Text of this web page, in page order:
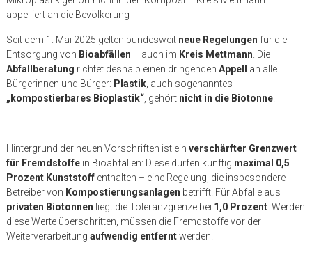
appelliert an die Bevölkerung
Seit dem 1. Mai 2025 gelten bundesweit neue Regelungen für die
Entsorgung von Bioabfällen – auch im Kreis Mettmann . Die
Abfallberatung richtet deshalb einen dringenden Appell
an alle
Bürgerinnen und Bürger: Plastik, auch sogenanntes
„kompostierbares Bioplastik“, gehört nicht in die Biotonne.
Hintergrund der neuen Vorschriften ist ein verschärfter Grenzwert
für Fremdstoffein Bioabfällen: Diese dürfen künftig maximal 0,5
Prozent Kunststoffenthalten – eine Regelung, die insbesondere
Betreiber von Kompostierungsanlagen betrifft. Für Abfälle aus
privaten Biotonnen liegt die Toleranzgrenze bei 1,0 Prozent. Werden
diese Werte überschritten, müssen die Fremdstoffe vor der
Weiterverarbeitung aufwendig entferntwerden.